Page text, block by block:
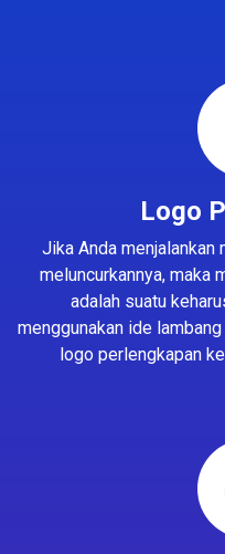
Logo
Jika Anda menjalankan
meluncurkannya, maka
adalah suatu
menggunakan ide
logo perlengkapan